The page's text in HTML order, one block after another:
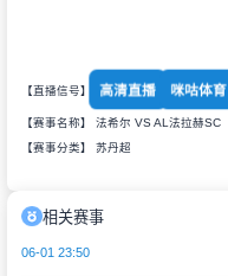
【直播信号】 高清直播 咪咕体育
【赛事名称】 法希尔 VS AL法拉赫SC
【赛事分类】 苏丹超
相关赛事
06-01 23:50